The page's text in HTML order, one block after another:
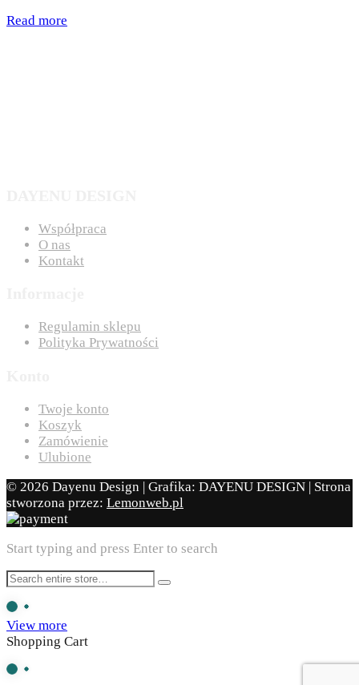
Read more
Współpraca
O nas
Kontakt
Regulamin sklepu
Polityka Prywatności
Twoje konto
Koszyk
Zamówienie
Ulubione
© 2026 Dayenu Design | Grafika: DAYENU DESIGN | Strona
stworzona przez: Lemonweb.pl
Start typing and press Enter to search
View more
Shopping Cart